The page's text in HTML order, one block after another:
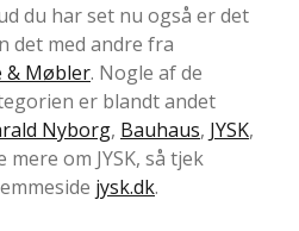
du har set nu også er det
det med andre fra
& Møbler. Nogle af de
er blandt andet
Nyborg, Bauhaus, JYSK,
mere om JYSK, så tjek
jysk.dk.